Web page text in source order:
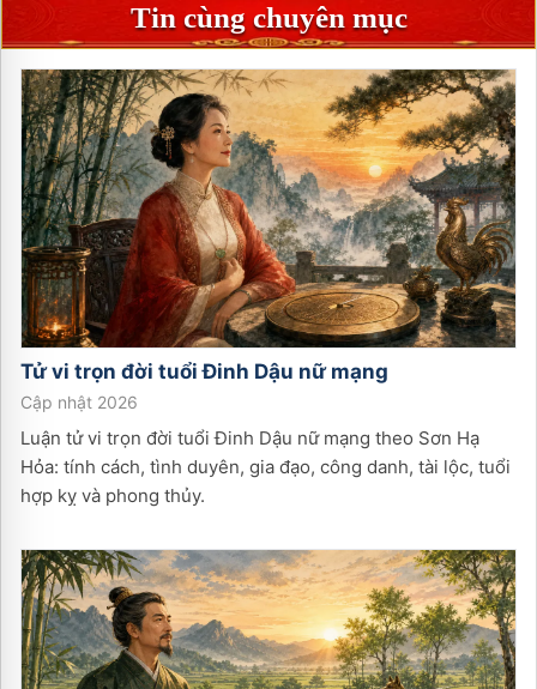
Tin cùng chuyên mục
Tử vi trọn đời tuổiĐinh Dậu nữmạng
Cập nhật 2026
Luận tử vi trọn đời tuổi Đinh Dậu nữ mạng theo Sơn Hạ
Hỏa: tính cách, tình duyên, gia đạo, công danh, tài lộc, tuổi
hợp kỵ và phong thủy.